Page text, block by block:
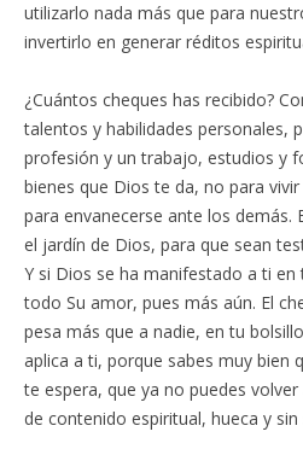
utilizarlo nada más que para
invertirlo en generar réditos
¿Cuántos cheques has recibido?
talentos y habilidades personales,
profesión y un trabajo, estudios y
bienes que Dios te da, no para
para envanecerse ante los demás.
el jardín de Dios, para que sean
Y si Dios se ha manifestado a ti en
todo Su amor, pues más aún. El
pesa más que a nadie, en tu
aplica a ti, porque sabes muy bien
te espera, que ya no puedes
de contenido espiritual, hueca y sin